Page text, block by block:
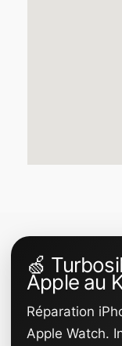
🍏
Apple au
Réparation
Apple Watch.